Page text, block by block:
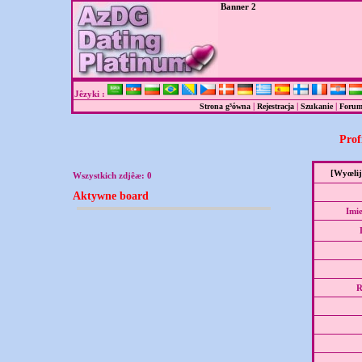
Banner 2
Jêzyki :
Strona g³ówna| Rejestracja| Szukanie| Forum
Wszystkich zdjêæ: 0
Aktywne board
[Wyœlij